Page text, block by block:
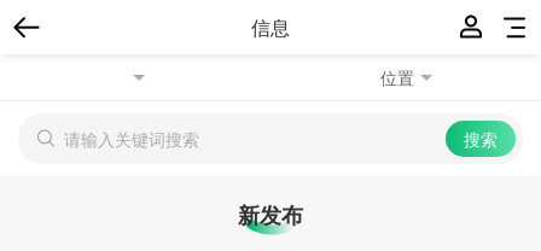
信息
位置
新发布